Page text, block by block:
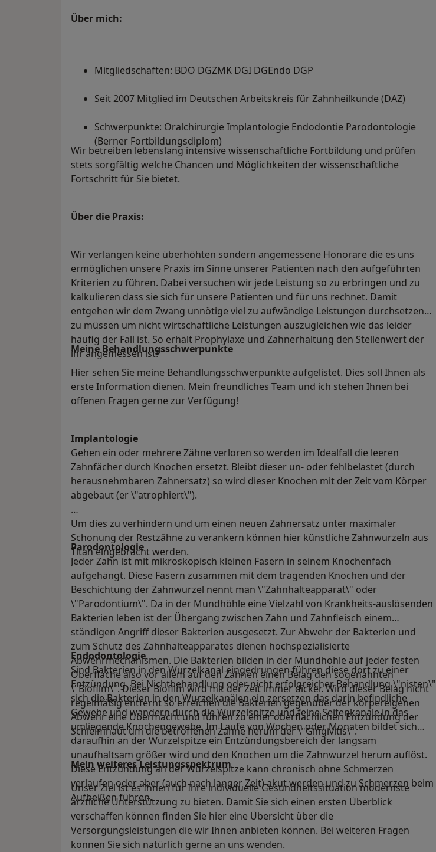
Über mich:
Mitgliedschaften: BDO DGZMK DGI DGEndo DGP
Seit 2007 Mitglied im Deutschen Arbeitskreis für Zahnheilkunde (DAZ)
Schwerpunkte: Oralchirurgie Implantologie Endodontie Parodontologie
(Berner Fortbildungsdiplom)
Wir betreiben lebenslang intensive wissenschaftliche Fortbildung und prüfen
stets sorgfältig welche Chancen und Möglichkeiten der wissenschaftliche
Fortschritt für Sie bietet.
Über die Praxis:
Wir verlangen keine überhöhten sondern angemessene Honorare die es uns
ermöglichen unsere Praxis im Sinne unserer Patienten nach den aufgeführten
Kriterien zu führen. Dabei versuchen wir jede Leistung so zu erbringen und zu
kalkulieren dass sie sich für unsere Patienten und für uns rechnet. Damit
entgehen wir dem Zwang unnötige viel zu aufwändige Leistungen durchsetzen
zu müssen um nicht wirtschaftliche Leistungen auszugleichen wie das leider
häufig der Fall ist. So erhält Prophylaxe und Zahnerhaltung den Stellenwert der
ihr angemessen ist!
Meine Behandlungs­schwerpunkte
Hier sehen Sie meine Behandlungsschwerpunkte aufgelistet. Dies soll Ihnen als
erste Information dienen. Mein freundliches Team und ich stehen Ihnen bei
offenen Fragen gerne zur Verfügung!
Implantologie
Gehen ein oder mehrere Zähne verloren so werden im Idealfall die leeren
Zahnfächer durch Knochen ersetzt. Bleibt dieser un- oder fehlbelastet (durch
herausnehmbaren Zahnersatz) so wird dieser Knochen mit der Zeit vom Körper
abgebaut (er \"atrophiert\").
Um dies zu verhindern und um einen neuen Zahnersatz unter maximaler
Schonung der Restzähne zu verankern können hier künstliche Zahnwurzeln aus
Titan eingebracht werden.
Parodontologie
Jeder Zahn ist mit mikroskopisch kleinen Fasern in seinem Knochenfach
aufgehängt. Diese Fasern zusammen mit dem tragenden Knochen und der
Beschichtung der Zahnwurzel nennt man \"Zahnhalteapparat\" oder
\"Parodontium\". Da in der Mundhöhle eine Vielzahl von Krankheits-auslösenden
Bakterien leben ist der Übergang zwischen Zahn und Zahnfleisch einem
ständigen Angriff dieser Bakterien ausgesetzt. Zur Abwehr der Bakterien und
zum Schutz des Zahnhalteapparates dienen hochspezialisierte
Abwehrmechanismen. Die Bakterien bilden in der Mundhöhle auf jeder festen
Oberfläche also vor allem auf den Zähnen einen Belag den sogenannten
\"Biofilm\". Dieser Biofilm wird mit der Zeit immer dicker. Wird dieser Belag nicht
regelmäßig entfernt so erreichen die Bakterien gegenüber der körpereigenen
Abwehr eine Übermacht und führen zu einer oberflächlichen Entzündung der
Schleimhaut um die betroffenen Zähne herum der \"Gingivitis\".
Endodontologie
Sind Bakterien in den Wurzelkanal eingedrungen führen diese dort zu einer
Entzündung. Bei Nichtbehandlung oder nicht erfolgreicher Behandlung \"nisten\"
sich die Bakterien in den Wurzelkanälen ein zersetzen das darin befindliche
Gewebe und wandern durch die Wurzelspitze und feine Seitenkanäle in das
umliegende Knochengewebe. Im Laufe von Wochen oder Monaten bildet sich
daraufhin an der Wurzelspitze ein Entzündungsbereich der langsam
unaufhaltsam größer wird und den Knochen um die Zahnwurzel herum auflöst.
Diese Entzündung an der Wurzelspitze kann chronisch ohne Schmerzen
verlaufen oder aber (auch nach langer Zeit) akut werden und zu Schmerzen beim
Aufbeißen führen.
Mein weiteres Leistungs­spektrum
Unser Ziel ist es Ihnen für Ihre individuelle Gesundheitssituation modernste
ärztliche Unterstützung zu bieten. Damit Sie sich einen ersten Überblick
verschaffen können finden Sie hier eine Übersicht über die
Versorgungsleistungen die wir Ihnen anbieten können. Bei weiteren Fragen
können Sie sich natürlich gerne an uns wenden.